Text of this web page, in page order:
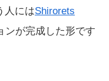
人にはShirorets
ンが完成した形です